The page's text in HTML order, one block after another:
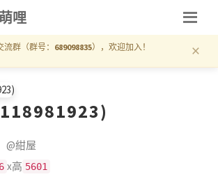
萌哩
群（群号： 689098835），欢迎加入！ ×
@紺屋
x高 5601